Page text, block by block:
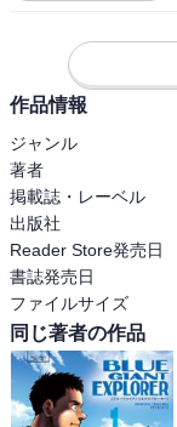
作品情報
ジャンル
著者
掲載誌・レーベル
出版社
Reader Store発売日
書誌発売日
ファイルサイズ
同じ著者の作品